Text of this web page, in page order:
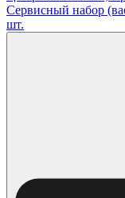
Сервисный набор
шт.